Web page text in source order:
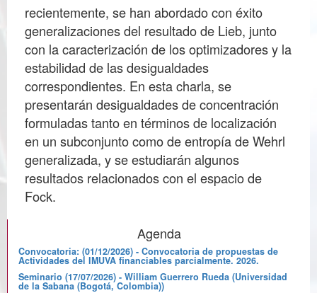
recientemente, se han abordado con éxito
generalizaciones del resultado de Lieb, junto
con la caracterización de los optimizadores y la
estabilidad de las desigualdades
correspondientes. En esta charla, se
presentarán desigualdades de concentración
formuladas tanto en términos de localización
en un subconjunto como de entropía de Wehrl
generalizada, y se estudiarán algunos
resultados relacionados con el espacio de
Fock.
Agenda
Convocatoria: (01/12/2026) - Convocatoria de propuestas de
Actividades del IMUVA financiables parcialmente. 2026.
Seminario (17/07/2026) - William Guerrero Rueda (Universidad
de la Sabana (Bogotá, Colombia))